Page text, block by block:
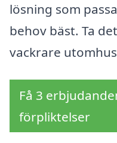
lösning som
behov bäst. Ta
vackrare
Få 3
förpliktelser